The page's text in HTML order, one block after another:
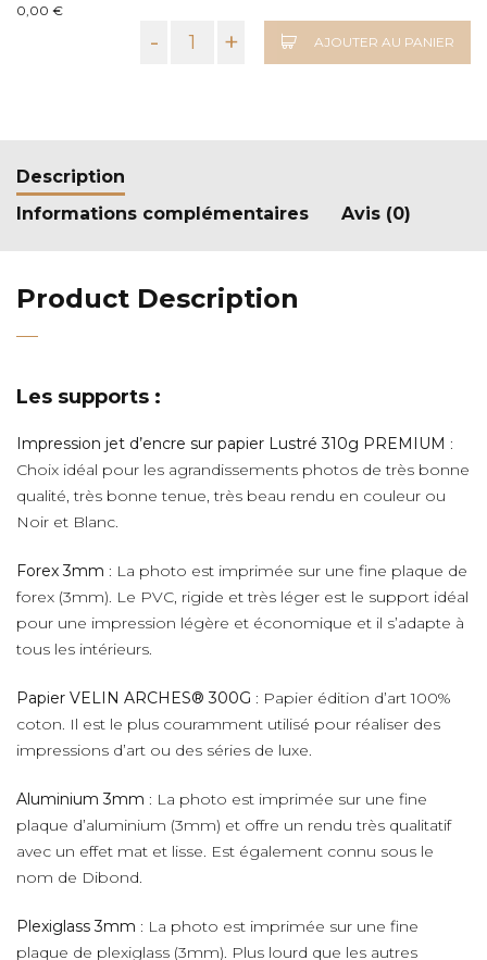
0,00 €
- + AJOUTER AU PANIER
Description
Informations complémentaires
Avis (0)
Product Description
Les supports :
Impression jet d’encre sur papier Lustré 310g PREMIUM :
Choix idéal pour les agrandissements photos de très bonne
qualité, très bonne tenue, très beau rendu en couleur ou
Noir et Blanc.
Forex 3mm : La photo est imprimée sur une fine plaque de
forex (3mm). Le PVC, rigide et très léger est le support idéal
pour une impression légère et économique et il s’adapte à
tous les intérieurs.
Papier VELIN ARCHES® 300G : Papier édition d’art 100%
coton. Il est le plus couramment utilisé pour réaliser des
impressions d’art ou des séries de luxe.
Aluminium 3mm : La photo est imprimée sur une fine
plaque d’aluminium (3mm) et offre un rendu très qualitatif
avec un effet mat et lisse. Est également connu sous le
nom de Dibond.
Plexiglass 3mm : La photo est imprimée sur une fine
plaque de plexiglass (3mm). Plus lourd que les autres